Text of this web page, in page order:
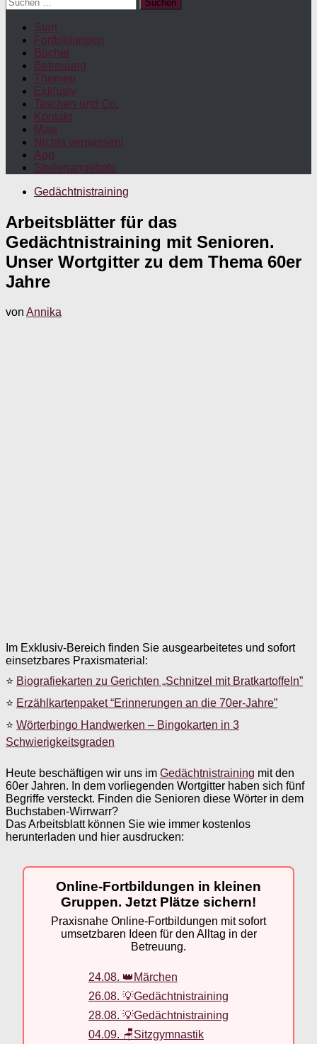
nach:
Start
Fortbildungen
Bücher
Betreuung
Themen
Exklusiv
Taschen und Co.
Kontakt
Maw
Nichts verpassen!
App
Stellenangebote
Gedächtnistraining
Arbeitsblätter für das
Gedächtnistraining mit Senioren.
Unser Wortgitter zu dem Thema 60er
Jahre
von Annika
Im Exklusiv-Bereich finden Sie ausgearbeitetes und sofort
einsetzbares Praxismaterial:
⭐ Biografiekarten zu Gerichten „Schnitzel mit Bratkartoffeln”
⭐ Erzählkartenpaket “Erinnerungen an die 70er-Jahre”
⭐ Wörterbingo Handwerken – Bingokarten in 3
Schwierigkeitsgraden
Heute beschäftigen wir uns im Gedächtnistraining mit den
60er Jahren. In dem vorliegenden Wortgitter haben sich fünf
Begriffe versteckt. Finden die Senioren diese Wörter in dem
Buchstaben-Wirrwarr?
Das Arbeitsblatt können Sie wie immer kostenlos
herunterladen und hier ausdrucken:
Online-Fortbildungen in kleinen
Gruppen. Jetzt Plätze sichern!
Praxisnahe Online-Fortbildungen mit sofort
umsetzbaren Ideen für den Alltag in der
Betreuung.
24.08. 👑Märchen
26.08. 💡Gedächtnistraining
28.08. 💡Gedächtnistraining
04.09. 🪑Sitzgymnastik